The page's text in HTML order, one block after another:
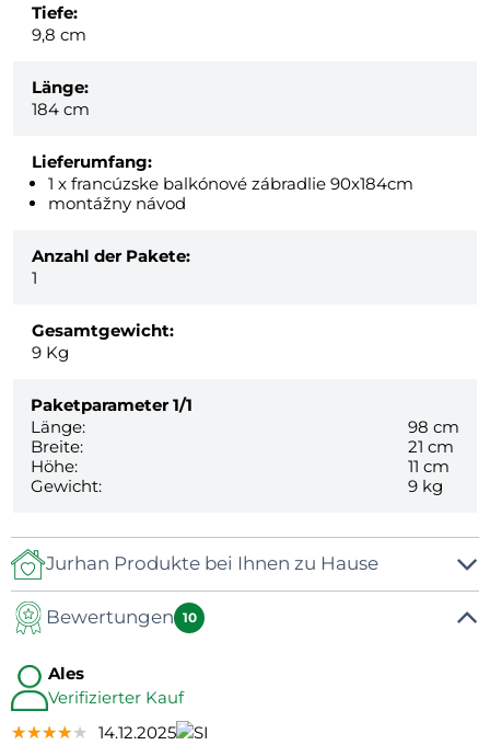
Tiefe:
9,8 cm
Länge:
184 cm
Lieferumfang:
1 x francúzske balkónové zábradlie 90x184cm
montážny návod
Anzahl der Pakete:
1
Gesamtgewicht:
9 Kg
Paketparameter 1/1
Länge:
98 cm
Breite:
21 cm
Höhe:
11 cm
Gewicht:
9 kg
Jurhan Produkte bei Ihnen zu Hause
Bewertungen 10
Ales
Verifizierter Kauf
★★★★★
★★★★★
★★★★★ 14.12.2025